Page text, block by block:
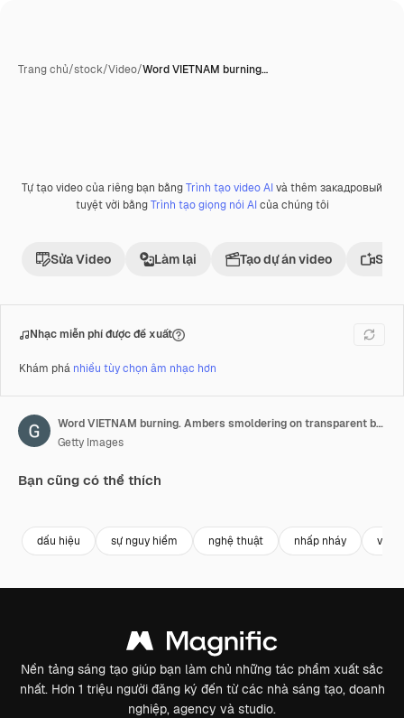
Trang chủ/stock/Video/Word VIETNAM burning…
Phần thưởng
Tự tạo video của riêng bạn bằngTrình tạo video AIvà thêm закадровый
tuyệt vời bằngTrình tạo giọng nói AIcủa chúng tôi
Sửa Video Làm lại Tạo dự án video Sử
Nhạc miễn phí được đề xuất
Khám phá nhiều tùy chọn âm nhạc hơn
Word VIETNAM burning. Ambers smoldering on transparent background. Beautiful!
Getty Images
Bạn cũng có thể thích
dấu hiệu sự nguy hiểm nghệ thuật nhấp nháy vàng
Nền tảng sáng tạo giúp bạn làm chủ những tác phẩm xuất sắc
nhất. Hơn 1 triệu người đăng ký đến từ các nhà sáng tạo, doanh
nghiệp, agency và studio.